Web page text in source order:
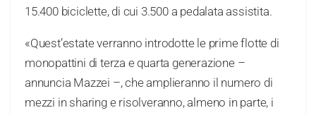
15.400 biciclette, di cui 3.500 a pedalata assistita.
«Quest’estate verranno introdotte le prime flotte di
monopattini di terza e quarta generazione –
annuncia Mazzei –, che amplieranno il numero di
mezzi in sharing e risolveranno, almeno in parte, i